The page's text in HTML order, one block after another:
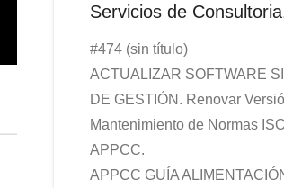
Servicios de
#474 (sin título)
ACTUALIZAR SOFTWARE
DE GESTIÓN. Renovar
Mantenimiento de Normas
APPCC.
APPCC GUÍA